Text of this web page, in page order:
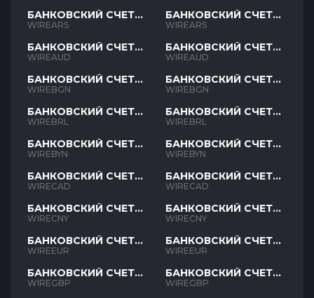
БАНКОВСКИЙ СЧЕТ
ARS
WIREARS
БАНКОВСКИЙ СЧЕТ
AUD
WIREAUD
БАНКОВСКИЙ СЧЕТ
BGN
WIREBGN
БАНКОВСКИЙ СЧЕТ
BRL
WIREBRL
БАНКОВСКИЙ СЧЕТ
BYN
WIREBYN
БАНКОВСКИЙ СЧЕТ
CAD
WIRECAD
БАНКОВСКИЙ СЧЕТ
CNY
WIRECNY
БАНКОВСКИЙ СЧЕТ
EUR
WIREEUR
БАНКОВСКИЙ СЧЕТ
GBP
WIREGBP
БАНКОВСКИЙ СЧЕТ
ARS
WIREARS
БАНКОВСКИЙ СЧЕТ
AUD
WIREAUD
БАНКОВСКИЙ СЧЕТ
BGN
WIREBGN
БАНКОВСКИЙ СЧЕТ
BRL
WIREBRL
БАНКОВСКИЙ СЧЕТ
BYN
WIREBYN
БАНКОВСКИЙ СЧЕТ
CAD
WIRECAD
БАНКОВСКИЙ СЧЕТ
CNY
WIRECNY
БАНКОВСКИЙ СЧЕТ
EUR
WIREEUR
БАНКОВСКИЙ СЧЕТ
GBP
WIREGBP